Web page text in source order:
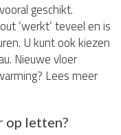
geschikt.
‘werkt’ teveel en is
U kunt ook kiezen
Nieuwe vloer
Lees meer
op letten?